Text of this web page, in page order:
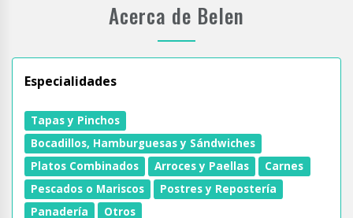
Acerca de Belen
Especialidades
Tapas y Pinchos
Bocadillos, Hamburguesas y Sándwiches
Platos Combinados
Arroces y Paellas
Carnes
Pescados o Mariscos
Postres y Repostería
Panadería
Otros